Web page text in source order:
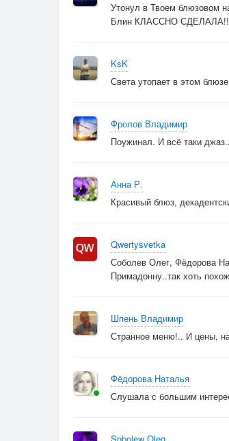
Утонул в Твоем блюзовом
Блин КЛАССНО
KsK
Света утопает в этом
Фролов Владимир
Поужинал. И всё таки
Анна Р.
Красивый блюз,
Qwertysvetka
Соболев Олег, Фёдорова
Примадонну..так хоть
Шпень Владимир
Странное меню!.. И цены,
Фёдорова Наталья
Слушала с большим